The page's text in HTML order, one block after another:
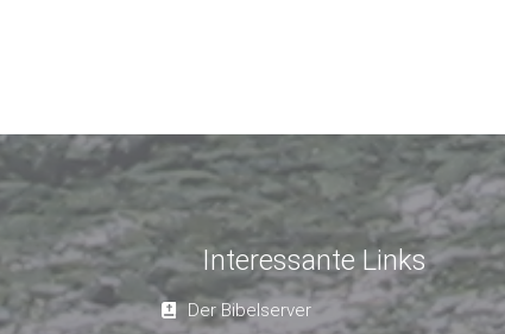
Interessante Links
Der Bibelserver